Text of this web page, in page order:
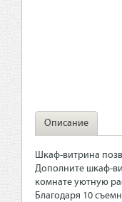
Описание
Шкаф-витрина
Дополните шкаф-
комнате уютную
Благодаря 10